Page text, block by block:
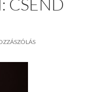
CSEND